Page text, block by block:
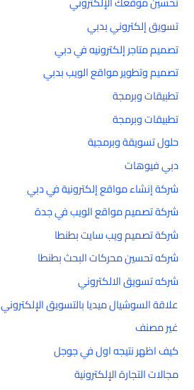
تسويق إلكتروني بدبي
تصميم متاجر إلكترونيه في دبي
تصميم وتطوير مواقع الويب بدبي
تطبيقات وبرمجة
تطبيقات وبرمجة
حلول تسويقة وبرمجية
دبي فيوهات
شركة إنشاء مواقع إلكترونية في دبي
شركة تصميم مواقع الويب في جدة
شركة تصميم ويب سايت بطنطا
شركه تحسين محركات البحث بطنطا
شركه تسويق الالكتروني
علاقة السوشيال ميديا بالتسويق الإلكتروني
غير مصنف
كيف اظهر نتيجه اول في جوجل
مجالات التجارة الإلكترونية